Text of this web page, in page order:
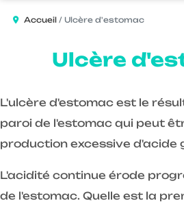
Accueil Ulcère d'estomac
Ulcère
L'ulcère d'estomac est le
paroi de l'estomac qui peut
production excessive d'acide
L'acidité continue érode
de l'estomac. Quelle est la